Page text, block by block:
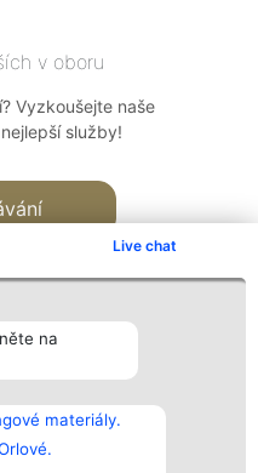
Live chat
na
materiály.
v oboru
Vyzkoušejte naše
služby!
Kontakt